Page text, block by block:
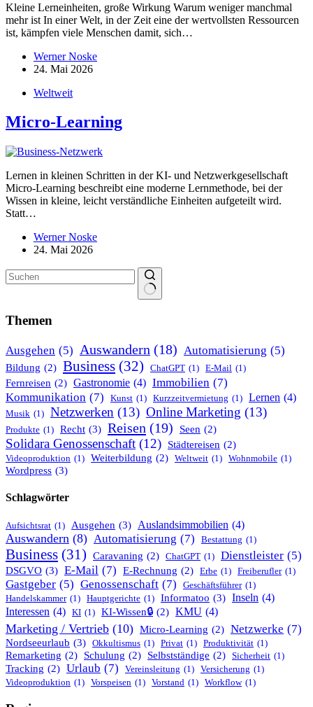
Kleine Lernein­heiten, große Wirkung Warum weniger manchmal
mehr ist In einer Welt, in der Zeit eine der wertvollsten Ressourcen
ist, kämpfen viele Menschen damit, sich…
Werner Noske
24. Mai 2026
Weltweit
Micro-Learning
Lernen in kleinen Schritten in der KI- und Netzwerk­ge­sell­schaft
Micro-Learning beschreibt eine moderne Lernme­thode, bei der
Wissen in kleine, leicht verständ­liche Einheiten aufge­teilt wird.
Statt…
Werner Noske
24. Mai 2026
Ergebnisse
Themen
Ausgehen (5) Auswandern (18) Automatisierung (5)
Bildung (2) Business (32) ChatGPT (1) E-Mail (1)
Fernreisen (2) Gastronomie (4) Immobilien (7)
Kommunikation (7) Kunst (1) Kurzzeitvermietung (1) Lernen (4)
Musik (1) Netzwerken (13) Online Marketing (13)
Produkte (1) Recht (3) Reisen (19) Seen (2)
Solidara Genossenschaft (12) Städtereisen (2)
Videoproduktion (1) Weiterbildung (2) Weltweit (1) Wohnmobile (1)
Wordpress (3)
Schlagwörter
Aufsichtsrat (1) Ausgehen (3) Auslandsimmobilien (4)
Auswandern (8) Automatisierung (7) Bestattung (1)
Business (31) Caravaning (2) ChatGPT (1) Dienstleister (5)
DSGVO (3) E-Mail (7) E-Rechnung (2) Erbe (1) Freiberufler (1)
Gastgeber (5) Genossenschaft (7) Geschäftsführer (1)
Handelskammer (1) Hauptgerichte (1) Informatoo (3) Inseln (4)
Interessen (4) KI (1) KI-Wissen🔒 (2) KMU (4)
Marketing / Vertrieb (10) Micro-Learning (2) Netzwerke (7)
Nordseeurlaub (3) Okkultismus (1) Privat (1) Produktivität (1)
Remarketing (2) Schulung (2) Selbstständige (2) Sicherheit (1)
Tracking (2) Urlaub (7) Vereinsleitung (1) Versicherung (1)
Videoproduktion (1) Vorspeisen (1) Vorstand (1) Workflow (1)